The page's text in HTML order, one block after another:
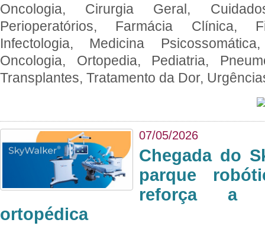
Oncologia, Cirurgia Geral,
Perioperatórios, Farmácia Clínica,
Infectologia, Medicina
Oncologia, Ortopedia, Pediatria,
Transplantes, Tratamento da Dor,
07/05/2026
Chegada do
parque
reforça a
ortopédica